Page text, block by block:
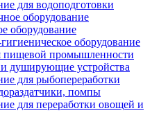
для водоподготовки
оборудование
оборудование
оборудование
пищевой промышленности
душирующие устройства
для рыбопереработки
помпы
для переработки овощей и